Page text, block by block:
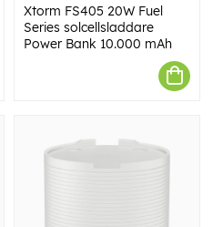
Xtorm FS405 20W Fuel
Series solcellsladdare
Power Bank 10.000 mAh